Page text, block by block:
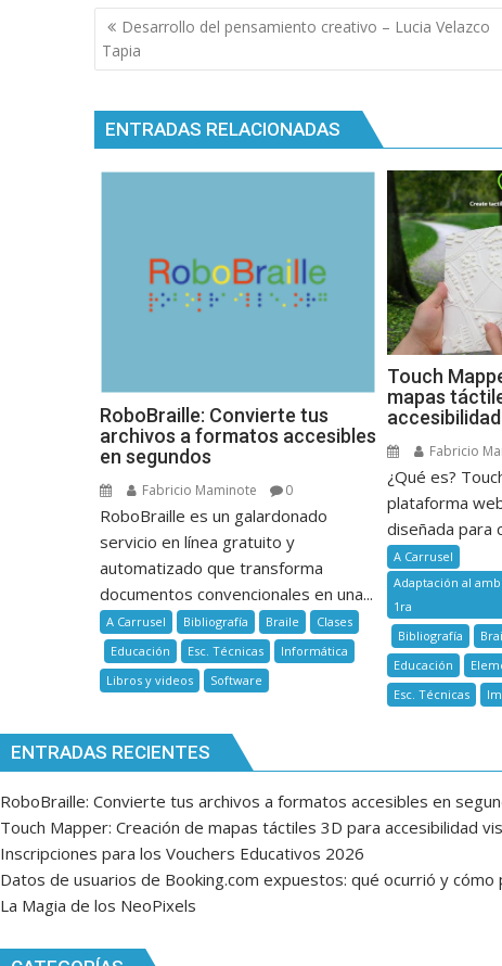
Navegación
de
entradas
Desarrollo del pensamiento creativo – Lucia Velazco
Tapia
ENTRADAS RELACIONADAS
RoboBraille: Convierte tus
archivos a formatos accesibles
en segundos
Fabricio Maminote 0
RoboBraille es un galardonado
servicio en línea gratuito y
automatizado que transforma
documentos convencionales en una...
A Carrusel Bibliografía Braile
Clases
Educación
Esc. Técnicas
Informática
Libros y videos
Software
Touch
mapas
accesibilidad
Fabricio
¿Qué es?
plataforma
diseñada para
A Carrusel
Adaptación al
1ra
Bibliografía
Educación
Esc. Técnicas
ENTRADAS RECIENTES
RoboBraille: Convierte tus archivos a formatos accesibles en
Touch Mapper: Creación de mapas táctiles 3D para accesibilidad
Inscripciones para los Vouchers Educativos 2026
Datos de usuarios de Booking.com expuestos: qué ocurrió y
La Magia de los NeoPixels